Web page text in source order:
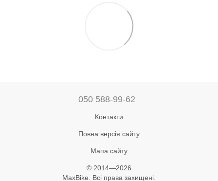
050 588-99-62
Контакти
Повна версія сайту
Мапа сайту
© 2014—2026
MaxBike. Всі права захищені.